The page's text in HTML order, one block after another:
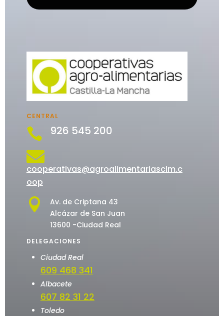
CENTRAL
 926 545 200

cooperativas@agroalimentariasclm.c
oop

Av. de Criptana 43
Alcázar de San Juan
13600 -Ciudad Real
DELEGACIONES
Ciudad Real
609 468 341
Albacete
607 82 31 22
Toledo